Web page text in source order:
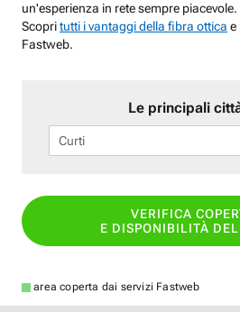
un'esperienza in rete sempre piacevole.
Scopritutti i vantaggi della fibra ottica e
Fastweb.
Le principali
Curti
VERIFICA
E DISPONIBILITÀ
area coperta dai servizi Fastweb